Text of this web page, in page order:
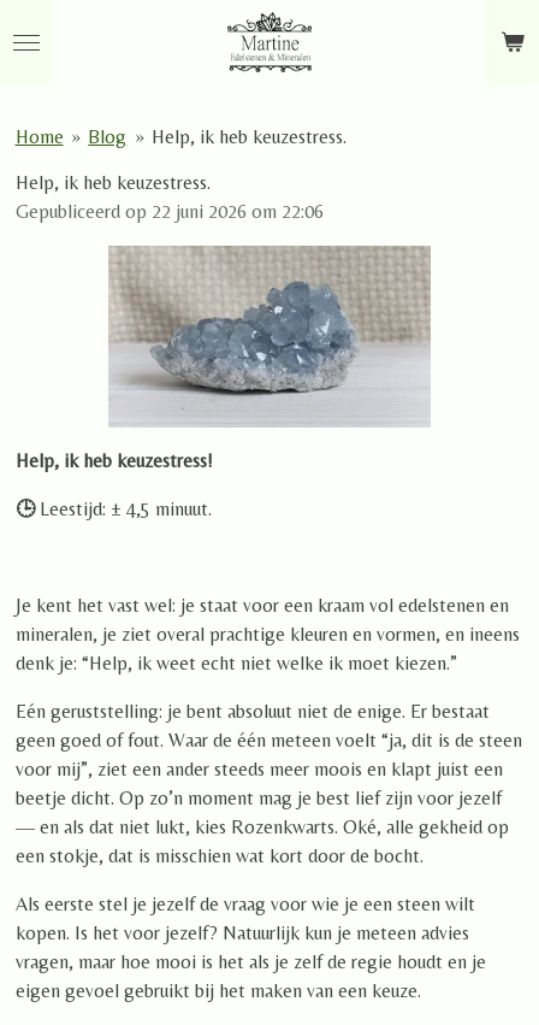
direct
hoofdinhoud
Home » Blog » Help, ik heb keuzestress.
Help, ik heb keuzestress.
Gepubliceerd op 22 juni 2026 om 22:06
Help, ik heb keuzestress!
🕒Leestijd: ± 4,5 minuut.
Je kent het vast wel: je staat voor een kraam vol edelstenen en
mineralen, je ziet overal prachtige kleuren en vormen, en ineens
denk je: “Help, ik weet echt niet welke ik moet kiezen.”
Eén geruststelling: je bent absoluut niet de enige. Er bestaat
geen goed of fout. Waar de één meteen voelt “ja, dit is de steen
voor mij”, ziet een ander steeds meer moois en klapt juist een
beetje dicht. Op zo’n moment mag je best lief zijn voor jezelf
— en als dat niet lukt, kies Rozenkwarts. Oké, alle gekheid op
een stokje, dat is misschien wat kort door de bocht.
Als eerste stel je jezelf de vraag voor wie je een steen wilt
kopen. Is het voor jezelf? Natuurlijk kun je meteen advies
vragen, maar hoe mooi is het als je zelf de regie houdt en je
eigen gevoel gebruikt bij het maken van een keuze.